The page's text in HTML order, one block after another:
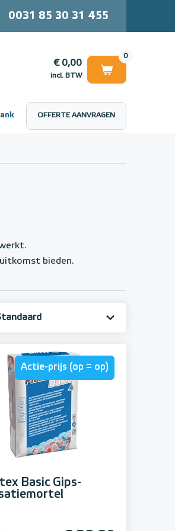
0031 85 30 31 455
0
€ 0,00
incl. BTW
€ 0,00
OFFERTE AANVRAGEN
bieden.
Actie-prijs (op = op)
Basic Gips-